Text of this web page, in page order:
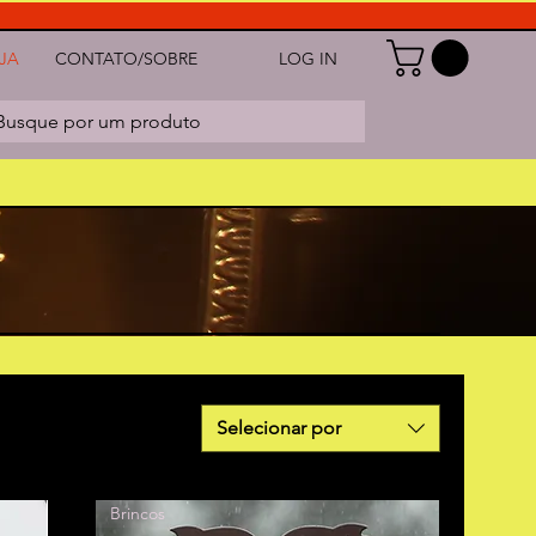
CONTATO/SOBRE LOG IN
por um produto
Selecionar por
Brincos